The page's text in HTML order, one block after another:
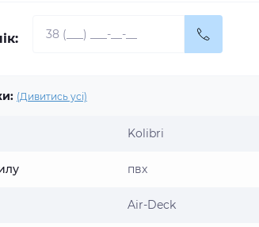
(Дивитись усі)
Kolibri
пвх
Air-Deck